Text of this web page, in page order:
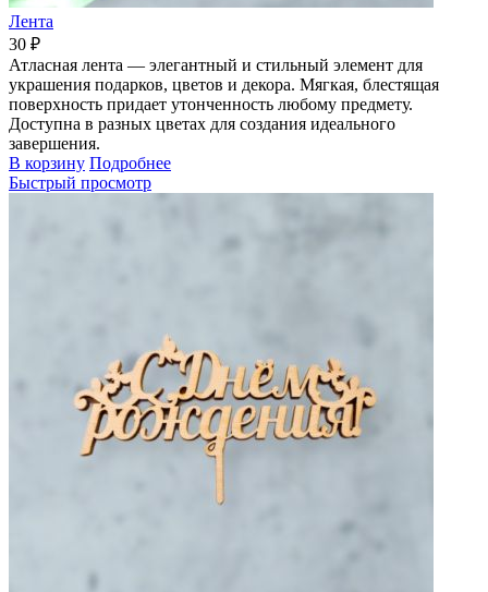
Лента
30 ₽
Атласная лента — элегантный и стильный элемент для
украшения подарков, цветов и декора. Мягкая, блестящая
поверхность придает утонченность любому предмету.
Доступна в разных цветах для создания идеального
завершения.
В корзину Подробнее
Быстрый просмотр